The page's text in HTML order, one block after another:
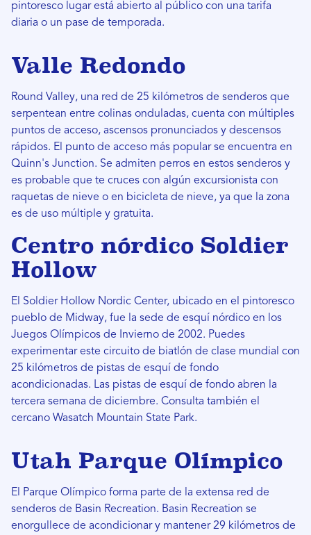
pintoresco lugar está abierto al público con una tarifa
diaria o un pase de temporada.
Valle Redondo
Round Valley, una red de 25 kilómetros de senderos que
serpentean entre colinas onduladas, cuenta con múltiples
puntos de acceso, ascensos pronunciados y descensos
rápidos. El punto de acceso más popular se encuentra en
Quinn's Junction. Se admiten perros en estos senderos y
es probable que te cruces con algún excursionista con
raquetas de nieve o en bicicleta de nieve, ya que la zona
es de uso múltiple y gratuita.
Centro nórdico Soldier
Hollow
El Soldier Hollow Nordic Center, ubicado en el pintoresco
pueblo de Midway, fue la sede de esquí nórdico en los
Juegos Olímpicos de Invierno de 2002. Puedes
experimentar este circuito de biatlón de clase mundial con
25 kilómetros de pistas de esquí de fondo
acondicionadas. Las pistas de esquí de fondo abren la
tercera semana de diciembre. Consulta también el
cercano Wasatch Mountain State Park.
Utah Parque Olímpico
El Parque Olímpico forma parte de la extensa red de
senderos de Basin Recreation. Basin Recreation se
enorgullece de acondicionar y mantener 29 kilómetros de